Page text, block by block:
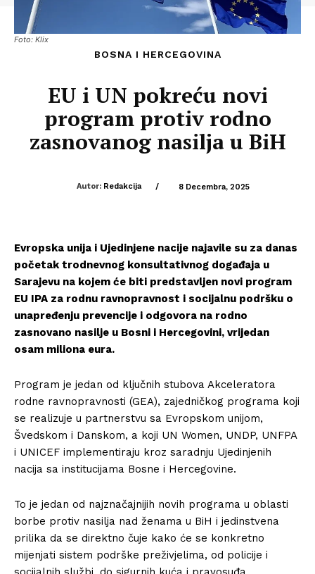
Foto: Klix
BOSNA I HERCEGOVINA
EU i UN pokreću novi
program protiv rodno
zasnovanog nasilja u BiH
Autor: Redakcija / 8 Decembra, 2025
Evropska unija i Ujedinjene nacije najavile su za danas
početak trodnevnog konsultativnog događaja u
Sarajevu na kojem će biti predstavljen novi program
EU IPA za rodnu ravnopravnost i socijalnu podršku o
unapređenju prevencije i odgovora na rodno
zasnovano nasilje u Bosni i Hercegovini, vrijedan
osam miliona eura.
Program je jedan od ključnih stubova Akceleratora
rodne ravnopravnosti (GEA), zajedničkog programa koji
se realizuje u partnerstvu sa Evropskom unijom,
Švedskom i Danskom, a koji UN Women, UNDP, UNFPA
i UNICEF implementiraju kroz saradnju Ujedinjenih
nacija sa institucijama Bosne i Hercegovine.
To je jedan od najznačajnijih novih programa u oblasti
borbe protiv nasilja nad ženama u BiH i jedinstvena
prilika da se direktno čuje kako će se konkretno
mijenjati sistem podrške preživjelima, od policije i